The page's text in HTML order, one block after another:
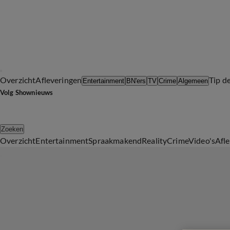
OverzichtAfleveringen Entertainment BN'ers TV Crime AlgemeenTip
Volg Shownieuws
Zoeken
OverzichtEntertainmentSpraakmakendRealityCrimeVideo's